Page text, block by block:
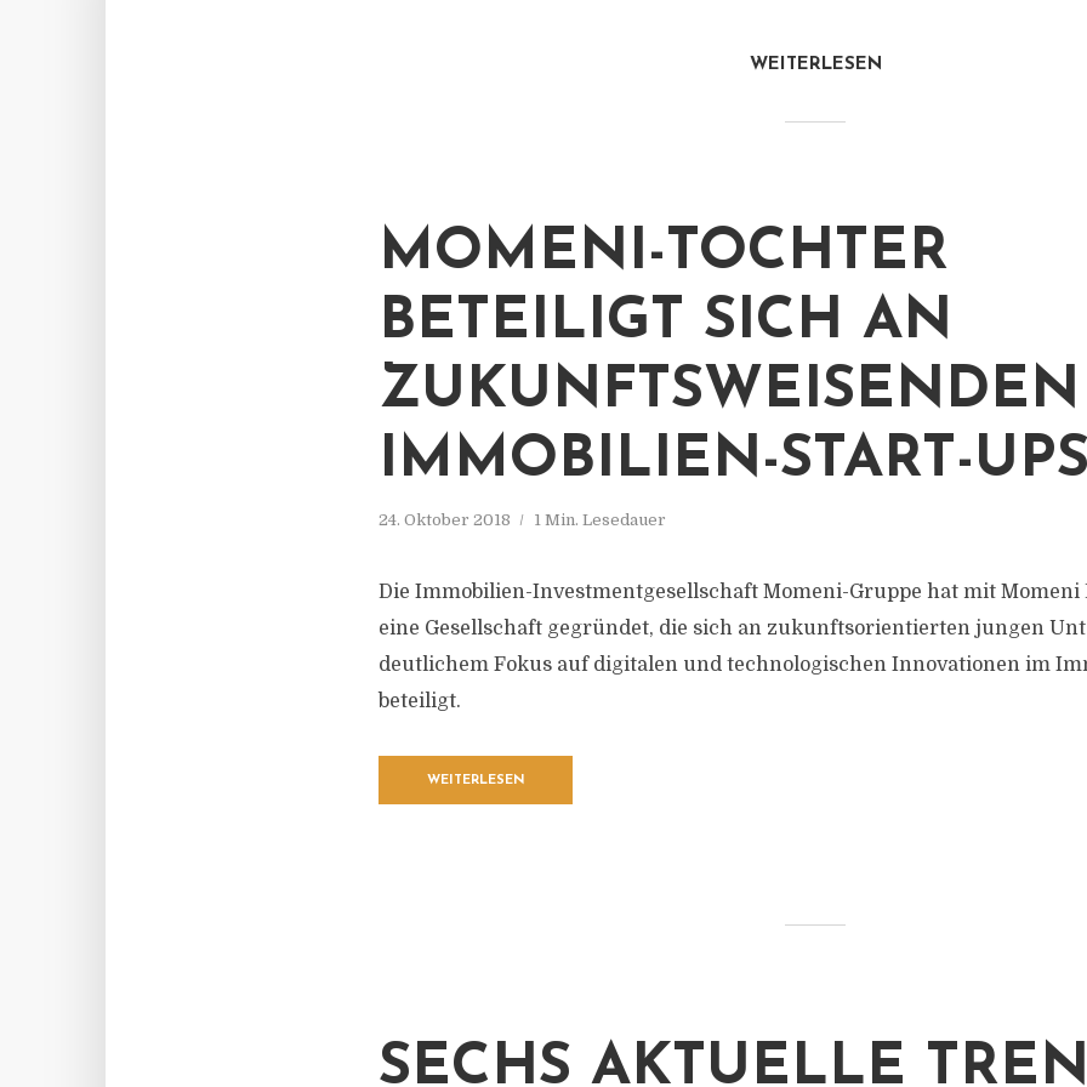
WEITERLESEN
MOMENI-TOCHTER
BETEILIGT SICH AN
ZUKUNFTSWEISENDEN
IMMOBILIEN-START-
24. Oktober 2018 1 Min. Lesedauer
Die Immobilien-Investmentgesellschaft Momeni-Gruppe hat mit Momeni
eine Gesellschaft gegründet, die sich an zukunftsorientierten jungen
deutlichem Fokus auf digitalen und technologischen Innovationen im
beteiligt.
WEITERLESEN
SECHS AKTUELLE